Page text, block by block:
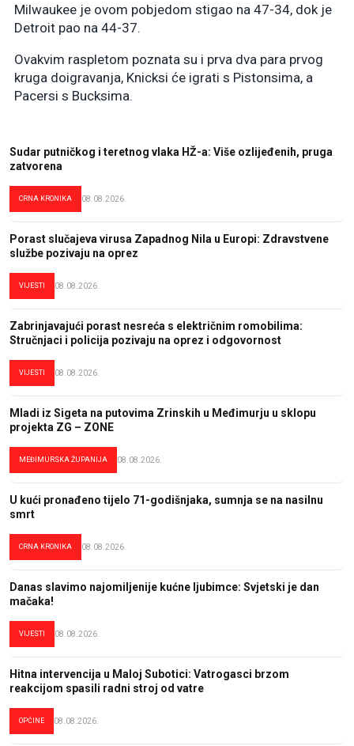
Milwaukee je ovom pobjedom stigao na 47-34, dok je
Detroit pao na 44-37.
Ovakvim raspletom poznata su i prva dva para prvog
kruga doigravanja, Knicksi će igrati s Pistonsima, a
Pacersi s Bucksima.
Sudar putničkog i teretnog vlaka HŽ-a: Više ozlijeđenih, pruga
zatvorena
CRNA KRONIKA 08.08.2026.
Porast slučajeva virusa Zapadnog Nila u Europi: Zdravstvene
službe pozivaju na oprez
VIJESTI 08.08.2026.
Zabrinjavajući porast nesreća s električnim romobilima:
Stručnjaci i policija pozivaju na oprez i odgovornost
VIJESTI 08.08.2026.
Mladi iz Sigeta na putovima Zrinskih u Međimurju u sklopu
projekta ZG – ZONE
MEĐIMURSKA ŽUPANIJA 08.08.2026.
U kući pronađeno tijelo 71-godišnjaka, sumnja se na nasilnu
smrt
CRNA KRONIKA 08.08.2026.
Danas slavimo najomiljenije kućne ljubimce: Svjetski je dan
mačaka!
VIJESTI 08.08.2026.
Hitna intervencija u Maloj Subotici: Vatrogasci brzom
reakcijom spasili radni stroj od vatre
OPĆINE 08.08.2026.